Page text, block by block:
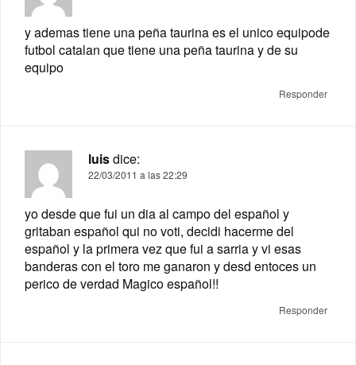
y ademas tiene una peña taurina es el unico equipode
futbol catalan que tiene una peña taurina y de su
equipo
Responder
luisdice:
22/03/2011 a las 22:29
yo desde que fui un dia al campo del español y
gritaban español qui no voti, decidi hacerme del
español y la primera vez que fui a sarria y vi esas
banderas con el toro me ganaron y desd entoces un
perico de verdad Magico español!!
Responder